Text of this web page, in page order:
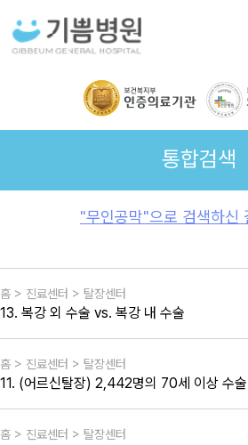
통합검색
"무인공막"으로 검색하신
홈 > 진료센터 > 탈장센터
13. 복강 외 수술 vs. 복강 내 수술
홈 > 진료센터 > 탈장센터
11. (어르신탈장) 2,442명의 70세 이상 수
홈 > 진료센터 > 탈장센터